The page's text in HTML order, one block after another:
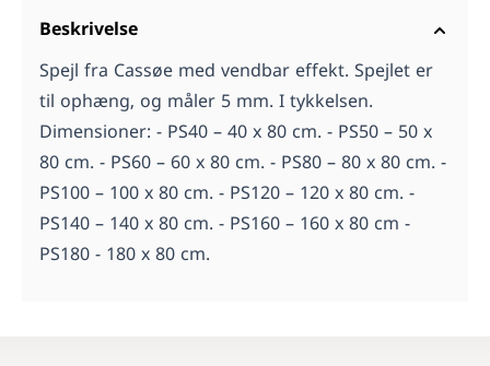
Beskrivelse
Spejl fra Cassøe med vendbar effekt. Spejlet er
til ophæng, og måler 5 mm. I tykkelsen.
Dimensioner: - PS40 – 40 x 80 cm. - PS50 – 50 x
80 cm. - PS60 – 60 x 80 cm. - PS80 – 80 x 80 cm. -
PS100 – 100 x 80 cm. - PS120 – 120 x 80 cm. -
PS140 – 140 x 80 cm. - PS160 – 160 x 80 cm -
PS180 - 180 x 80 cm.